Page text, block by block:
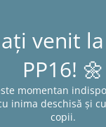
venit
PP16! 🌼
momentan
inima deschisă și
copii.